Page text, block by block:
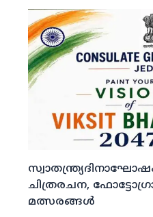
ചിത്രരചന,
മത്സരങ്ങള്‍